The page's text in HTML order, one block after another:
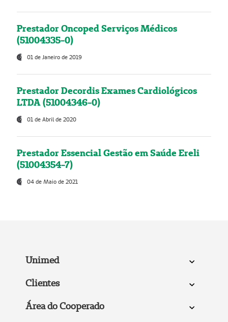
Prestador Oncoped Serviços Médicos
(51004335-0)
01 de Janeiro de 2019
Prestador Decordis Exames Cardiológicos
LTDA (51004346-0)
01 de Abril de 2020
Prestador Essencial Gestão em Saúde Ereli
(51004354-7)
04 de Maio de 2021
Unimed
Clientes
Área do Cooperado